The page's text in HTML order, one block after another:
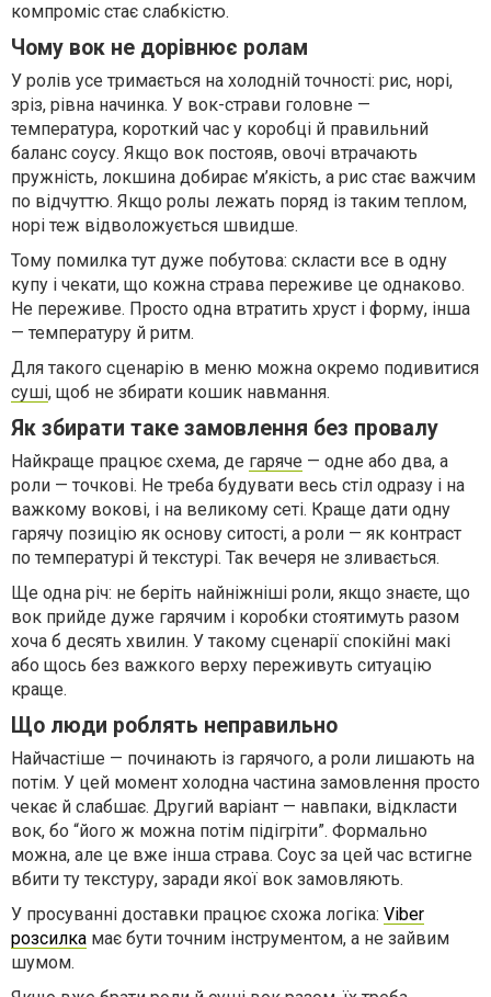
компроміс стає слабкістю.
Чому вок не дорівнює ролам
У ролів усе тримається на холодній точності: рис, норі,
зріз, рівна начинка. У вок-страви головне —
температура, короткий час у коробці й правильний
баланс соусу. Якщо вок постояв, овочі втрачають
пружність, локшина добирає м’якість, а рис стає важчим
по відчуттю. Якщо ролы лежать поряд із таким теплом,
норі теж відволожується швидше.
Тому помилка тут дуже побутова: скласти все в одну
купу і чекати, що кожна страва переживе це однаково.
Не переживе. Просто одна втратить хруст і форму, інша
— температуру й ритм.
Для такого сценарію в меню можна окремо подивитися
суші, щоб не збирати кошик навмання.
Як збирати таке замовлення без провалу
Найкраще працює схема, де гаряче — одне або два, а
роли — точкові. Не треба будувати весь стіл одразу і на
важкому вокові, і на великому сеті. Краще дати одну
гарячу позицію як основу ситості, а роли — як контраст
по температурі й текстурі. Так вечеря не зливається.
Ще одна річ: не беріть найніжніші роли, якщо знаєте, що
вок прийде дуже гарячим і коробки стоятимуть разом
хоча б десять хвилин. У такому сценарії спокійні макі
або щось без важкого верху переживуть ситуацію
краще.
Що люди роблять неправильно
Найчастіше — починають із гарячого, а роли лишають на
потім. У цей момент холодна частина замовлення просто
чекає й слабшає. Другий варіант — навпаки, відкласти
вок, бо “його ж можна потім підігріти”. Формально
можна, але це вже інша страва. Соус за цей час встигне
вбити ту текстуру, заради якої вок замовляють.
У просуванні доставки працює схожа логіка: Viber
розсилка має бути точним інструментом, а не зайвим
шумом.